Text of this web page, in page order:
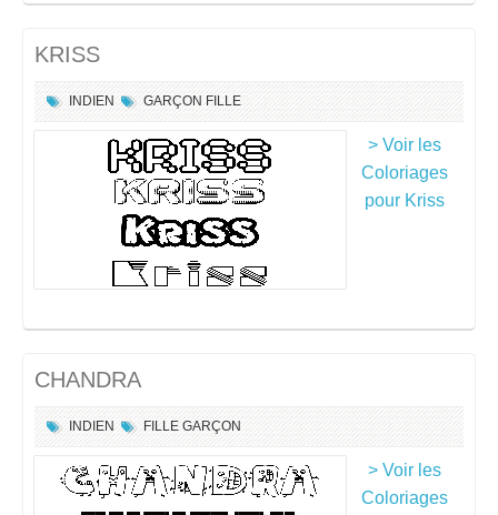
KRISS
INDIEN GARÇON FILLE
> Voir les
Coloriages
pour Kriss
CHANDRA
INDIEN FILLE GARÇON
> Voir les
Coloriages